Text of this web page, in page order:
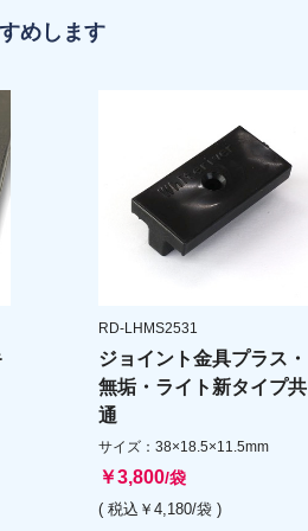
めします
RD-LHMS2531
ジョイント金具プラス・
無垢・ライト新タイプ共
通
サイズ：38×18.5×11.5mm
￥3,800/袋
( 税込￥4,180/袋 )